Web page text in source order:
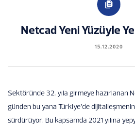
Netcad Yeni Yüzüyle
15.12.2020
Sektöründe 32. yıla girmeye hazırlanan
günden bu yana Türkiye’de
sürdürüyor. Bu kapsamda 2021 yılına